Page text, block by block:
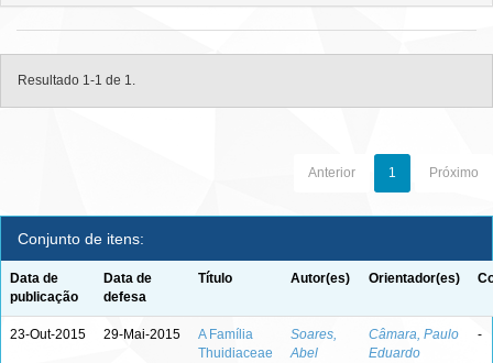
Resultado 1-1 de 1.
Anterior 1 Próximo
Conjunto de itens:
Data de
publicação
Data de
defesa
Título Autor(es) Orientador(es)
23-Out-2015 29-Mai-2015
A Família
Thuidiaceae
Soares,
Abel
Câmara, Paulo
Eduardo
-